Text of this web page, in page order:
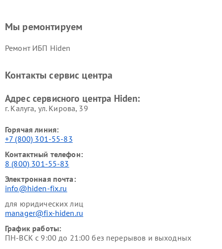
Мы ремонтируем
Ремонт ИБП Hiden
Контакты сервис центра
Адрес сервисного центра Hiden:
г. Калуга, ул. Кирова, 39
Горячая линия:
+7 (800) 301-55-83
Контактный телефон:
8 (800) 301-55-83
Электронная почта:
info@hiden-fix.ru
для юридических лиц
manager@fix-hiden.ru
График работы:
ПН-ВСК с 9:00 до 21:00 без перерывов и выходных